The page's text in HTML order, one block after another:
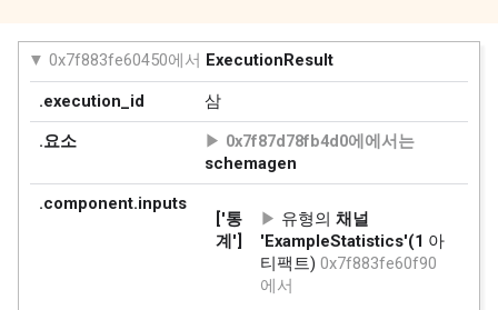
    }
  }
  feature {
    key: "trip_start_timestamp"
    value {
        value: 1400269500
      }